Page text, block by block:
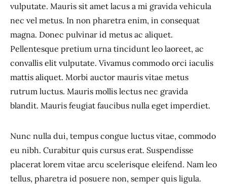
vulputate. Mauris sit amet lacus a mi gravida vehicula
nec vel metus. In non pharetra enim, in consequat
magna. Donec pulvinar id metus ac aliquet.
Pellentesque pretium urna tincidunt leo laoreet, ac
convallis elit vulputate. Vivamus commodo orci iaculis
mattis aliquet. Morbi auctor mauris vitae metus
rutrum luctus. Mauris mollis lectus nec gravida
blandit. Mauris feugiat faucibus nulla eget imperdiet.
Nunc nulla dui, tempus congue luctus vitae, commodo
eu nibh. Curabitur quis cursus erat. Suspendisse
placerat lorem vitae arcu scelerisque eleifend. Nam leo
tellus, pharetra id posuere non, semper quis ligula.